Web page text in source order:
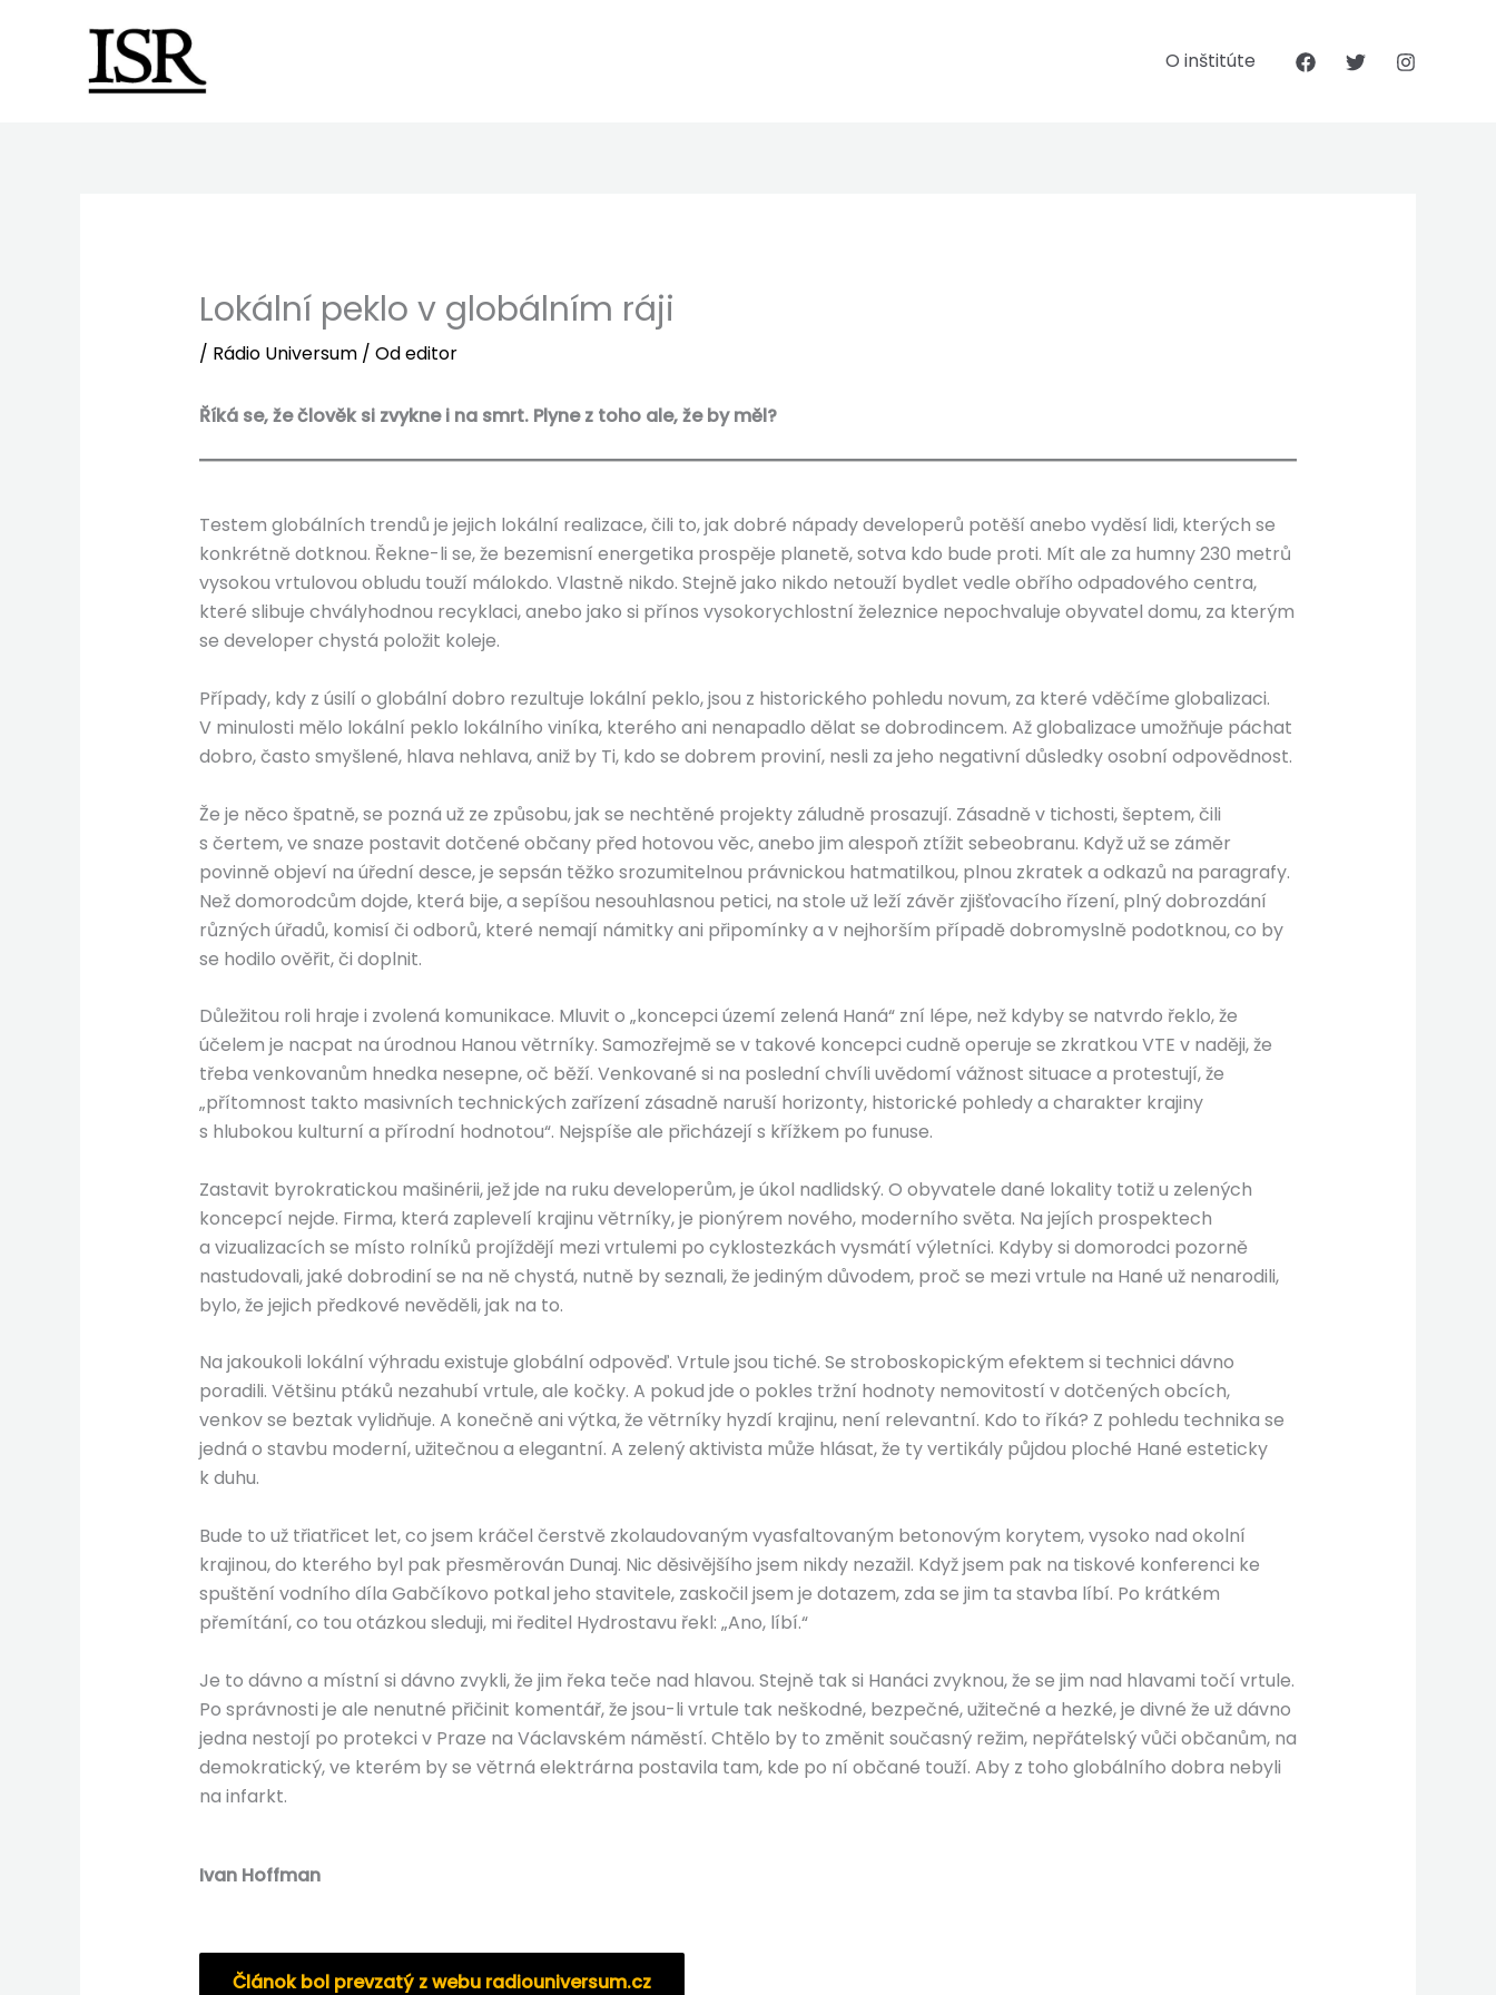
O inštitúte
Lokální peklo v globálním ráji
/ Rádio Universum/ Odeditor
Říká se, že člověk si zvykne i na smrt. Plyne z toho ale, že by měl?
Testem globálních trendů je jejich lokální realizace, čili to, jak dobré nápady developerů potěší anebo vyděsí lidi, kterých se
konkrétně dotknou. Řekne-li se, že bezemisní energetika prospěje planetě, sotva kdo bude proti. Mít ale za humny 230 metrů
vysokou vrtulovou obludu touží málokdo. Vlastně nikdo. Stejně jako nikdo netouží bydlet vedle obřího odpadového centra,
které slibuje chvályhodnou recyklaci, anebo jako si přínos vysokorychlostní železnice nepochvaluje obyvatel domu, za kterým
se developer chystá položit koleje.
Případy, kdy z úsilí o globální dobro rezultuje lokální peklo, jsou z historického pohledu novum, za které vděčíme globalizaci.
V minulosti mělo lokální peklo lokálního viníka, kterého ani nenapadlo dělat se dobrodincem. Až globalizace umožňuje páchat
dobro, často smyšlené, hlava nehlava, aniž by Ti, kdo se dobrem proviní, nesli za jeho negativní důsledky osobní odpovědnost.
Že je něco špatně, se pozná už ze způsobu, jak se nechtěné projekty záludně prosazují. Zásadně v tichosti, šeptem, čili
s čertem, ve snaze postavit dotčené občany před hotovou věc, anebo jim alespoň ztížit sebeobranu. Když už se záměr
povinně objeví na úřední desce, je sepsán těžko srozumitelnou právnickou hatmatilkou, plnou zkratek a odkazů na paragrafy.
Než domorodcům dojde, která bije, a sepíšou nesouhlasnou petici, na stole už leží závěr zjišťovacího řízení, plný dobrozdání
různých úřadů, komisí či odborů, které nemají námitky ani připomínky a v nejhorším případě dobromyslně podotknou, co by
se hodilo ověřit, či doplnit.
Důležitou roli hraje i zvolená komunikace. Mluvit o „koncepci území zelená Haná“ zní lépe, než kdyby se natvrdo řeklo, že
účelem je nacpat na úrodnou Hanou větrníky. Samozřejmě se v takové koncepci cudně operuje se zkratkou VTE v naději, že
třeba venkovanům hnedka nesepne, oč běží. Venkované si na poslední chvíli uvědomí vážnost situace a protestují, že
„přítomnost takto masivních technických zařízení zásadně naruší horizonty, historické pohledy a charakter krajiny
s hlubokou kulturní a přírodní hodnotou“. Nejspíše ale přicházejí s křížkem po funuse.
Zastavit byrokratickou mašinérii, jež jde na ruku developerům, je úkol nadlidský. O obyvatele dané lokality totiž u zelených
koncepcí nejde. Firma, která zaplevelí krajinu větrníky, je pionýrem nového, moderního světa. Na jejích prospektech
a vizualizacích se místo rolníků projíždějí mezi vrtulemi po cyklostezkách vysmátí výletníci. Kdyby si domorodci pozorně
nastudovali, jaké dobrodiní se na ně chystá, nutně by seznali, že jediným důvodem, proč se mezi vrtule na Hané už nenarodili,
bylo, že jejich předkové nevěděli, jak na to.
Na jakoukoli lokální výhradu existuje globální odpověď. Vrtule jsou tiché. Se stroboskopickým efektem si technici dávno
poradili. Většinu ptáků nezahubí vrtule, ale kočky. A pokud jde o pokles tržní hodnoty nemovitostí v dotčených obcích,
venkov se beztak vylidňuje. A konečně ani výtka, že větrníky hyzdí krajinu, není relevantní. Kdo to říká? Z pohledu technika se
jedná o stavbu moderní, užitečnou a elegantní. A zelený aktivista může hlásat, že ty vertikály půjdou ploché Hané esteticky
k duhu.
Bude to už třiatřicet let, co jsem kráčel čerstvě zkolaudovaným vyasfaltovaným betonovým korytem, vysoko nad okolní
krajinou, do kterého byl pak přesměrován Dunaj. Nic děsivějšího jsem nikdy nezažil. Když jsem pak na tiskové konferenci ke
spuštění vodního díla Gabčíkovo potkal jeho stavitele, zaskočil jsem je dotazem, zda se jim ta stavba líbí. Po krátkém
přemítání, co tou otázkou sleduji, mi ředitel Hydrostavu řekl: „Ano, líbí.“
Je to dávno a místní si dávno zvykli, že jim řeka teče nad hlavou. Stejně tak si Hanáci zvyknou, že se jim nad hlavami točí vrtule.
Po správnosti je ale nenutné přičinit komentář, že jsou-li vrtule tak neškodné, bezpečné, užitečné a hezké, je divné že už dávno
jedna nestojí po protekci v Praze na Václavském náměstí. Chtělo by to změnit současný režim, nepřátelský vůči občanům, na
demokratický, ve kterém by se větrná elektrárna postavila tam, kde po ní občané touží. Aby z toho globálního dobra nebyli
na infarkt.
Ivan Hoffman
Článok bol prevzatý z webu radiouniversum.cz